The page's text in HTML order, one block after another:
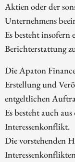
Aktien oder der
Unternehmens
Es besteht
Berichterstattung
Die Apaton
Erstellung und
entgeltlichen
Es besteht auch
Interessenkonflikt.
Die vorstehenden